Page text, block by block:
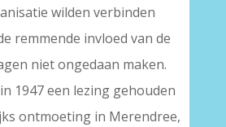
wilden verbinden
remmende invloed van de
niet ongedaan maken.
1947 een lezing gehouden
ontmoeting in Merendree,